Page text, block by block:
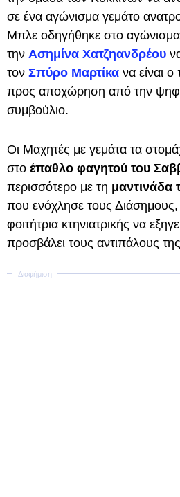
σε ένα αγώνισμα γεμάτο
Μπλε οδηγήθηκε στο αγώνισμα
την Ασημίνα Χατζηανδρέου
τον Σπύρο Μαρτίκα να είναι
προς αποχώρηση από την
συμβούλιο.
Οι Μαχητές με γεμάτα τα
στο έπαθλο φαγητού του
περισσότερο με τη μαντινάδα
που ενόχλησε τους
φοιτήτρια κτηνιατρικής να
προσβάλει τους αντιπάλους